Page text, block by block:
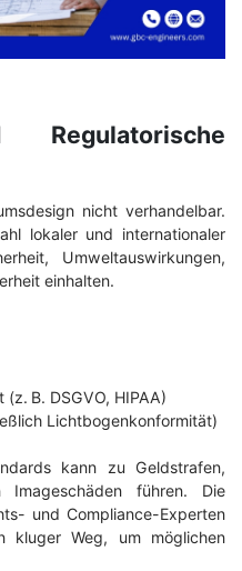
Regulatorische
nicht verhandelbar.
lokaler und internationaler
Umweltauswirkungen,
einhalten.
B. DSGVO, HIPAA)
Lichtbogenkonformität)
kann zu Geldstrafen,
Imageschäden führen. Die
und Compliance-Experten
kluger Weg, um möglichen